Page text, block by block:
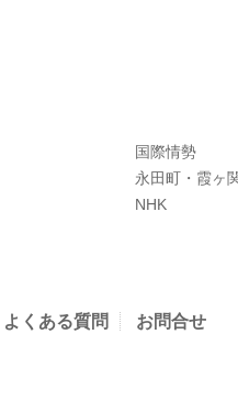
国際情勢
永田町・霞ヶ
NHK
よくある質問 お問合せ